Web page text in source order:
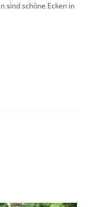
sind schöne Ecken in